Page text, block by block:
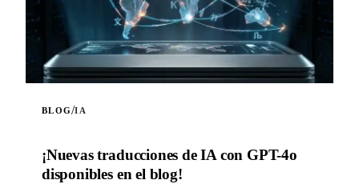
BLOG/IA
¡Nuevas traducciones de IA con GPT-4o
disponibles en el blog!